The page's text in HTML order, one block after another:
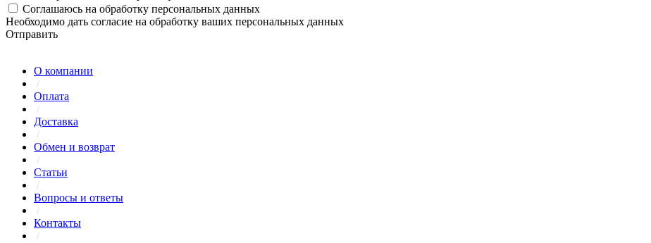
Соглашаюсь на обработку персональных данных
Необходимо дать согласие на обработку ваших персональных данных
Отправить
О компании
/
Оплата
/
Доставка
/
Обмен и возврат
/
Статьи
/
Вопросы и ответы
/
Контакты
/